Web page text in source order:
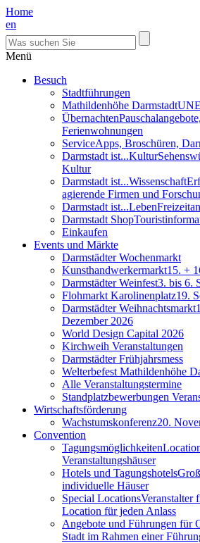
Home
en
Menü
Besuch
Stadtführungen
Mathildenhöhe Darmstadt
Übernachten
Ferienwohnungen
ServiceApps, Broschüren,
Darmstadt ist...Kultur
Kultur
Darmstadt ist...Wissenschaft
agierende Firmen und
Darmstadt ist...Leben
Darmstadt Shop
Einkaufen
Events und Märkte
Darmstädter Wochenmarkt
Kunsthandwerkermarkt15. +
Darmstädter Weinfest3. bis 6.
Flohmarkt Karolinenplatz19.
Darmstädter Weihnachtsmarkt
Dezember 2026
World Design Capital 2026
Kirchweih Veranstaltungen
Darmstädter Frühjahrsmess
Welterbefest Mathildenhöhe
Alle Veranstaltungstermine
Standplatzbewerbungen
Wirtschaftsförderung
Wachstumskonferenz20.
Convention
Tagungsmöglichkeiten
Veranstaltungshäuser
Hotels und Tagungshotels
individuelle Häuser
Special LocationsVeranstalter
Location für jeden Anlass
Angebote und Führungen für
Stadt im Rahmen einer